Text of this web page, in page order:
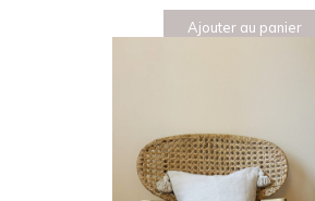
Ajouter au panier